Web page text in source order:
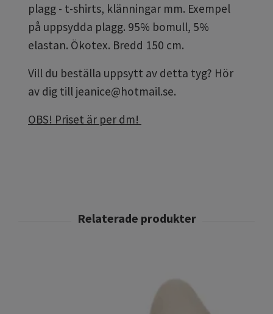
plagg - t-shirts, klänningar mm. Exempel
på uppsydda plagg. 95% bomull, 5%
elastan. Ökotex. Bredd 150 cm.
Vill du beställa uppsytt av detta tyg? Hör
av dig till jeanice@hotmail.se.
OBS! Priset är per dm!